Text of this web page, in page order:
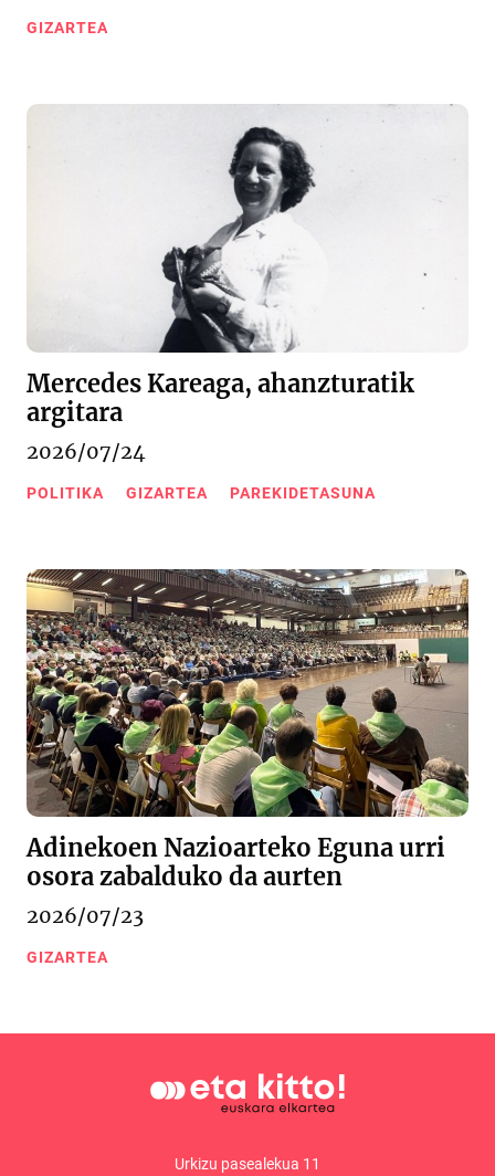
GIZARTEA
Mercedes Kareaga, ahanzturatik
argitara
2026/07/24
POLITIKA GIZARTEA PAREKIDETASUNA
Adinekoen Nazioarteko Eguna urri
osora zabalduko da aurten
2026/07/23
GIZARTEA
Urkizu pasealekua 11